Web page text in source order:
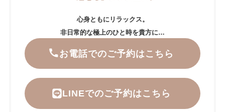
心身ともにリラックス。
非日常的な極上のひと時を貴方に…
お電話でのご予約はこちら
LINEでのご予約はこちら